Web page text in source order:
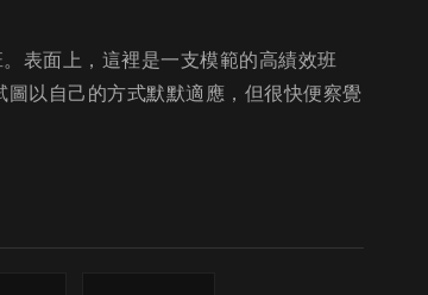
表面上，這裡是一支模範的高績效班
以自己的方式默默適應，但很快便察覺